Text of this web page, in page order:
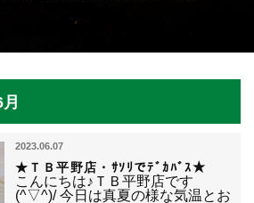
2023.06.07
★ＴＢ平野店・ｻｿﾘでﾃﾞｶﾊﾞｽ★
こんにちは♪ＴＢ平野店です
(^▽^)/ 今日は真夏の様な気温とお